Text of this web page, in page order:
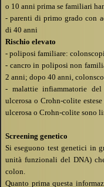
o 10 anni prima se familiari
- parenti di primo grado con
di 40 anni
Rischio elevato
- poliposi familiare:
- cancro in poliposi non
2 anni; dopo 40 anni,
- malattie infiammatorie
ulcerosa o Crohn-colite
ulcerosa o Crohn-colite sono
Screening genetico
Si eseguono test genetici in
unità funzionali del DNA)
colon.
Quanto prima questa